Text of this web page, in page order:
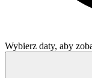
Wybierz daty, aby